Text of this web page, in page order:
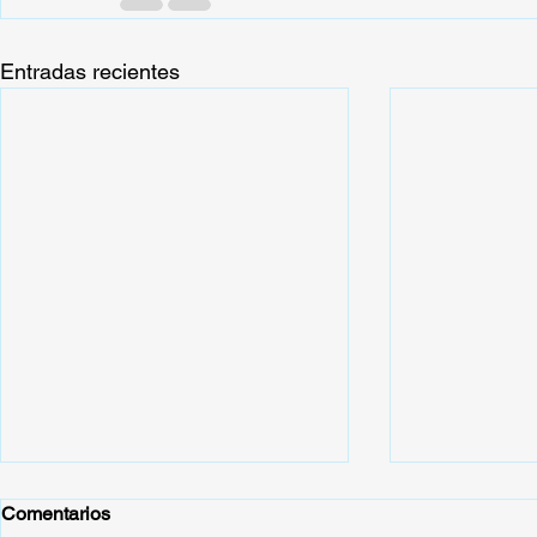
Entradas recientes
GRADA
Comentarios